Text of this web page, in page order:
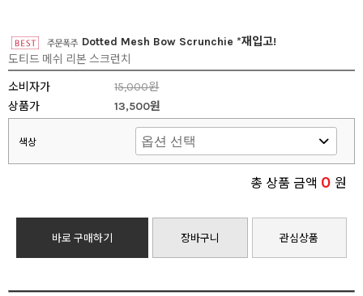
Dotted Mesh Bow Scrunchie *재입고!
도티드 메쉬 리본 스크런치
소비자가
15,000원
상품가
13,500원
색상
총 상품 금액 0 원
바로 구매하기 장바구니 관심상품